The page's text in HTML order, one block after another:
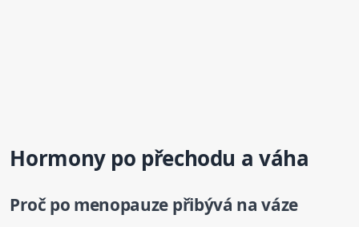
Hormony po přechodu a váha
Proč po menopauze přibývá na váze